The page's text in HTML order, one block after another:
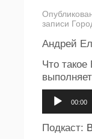
записи
Андрей
Что
выполняет
00:00
Подкаст: